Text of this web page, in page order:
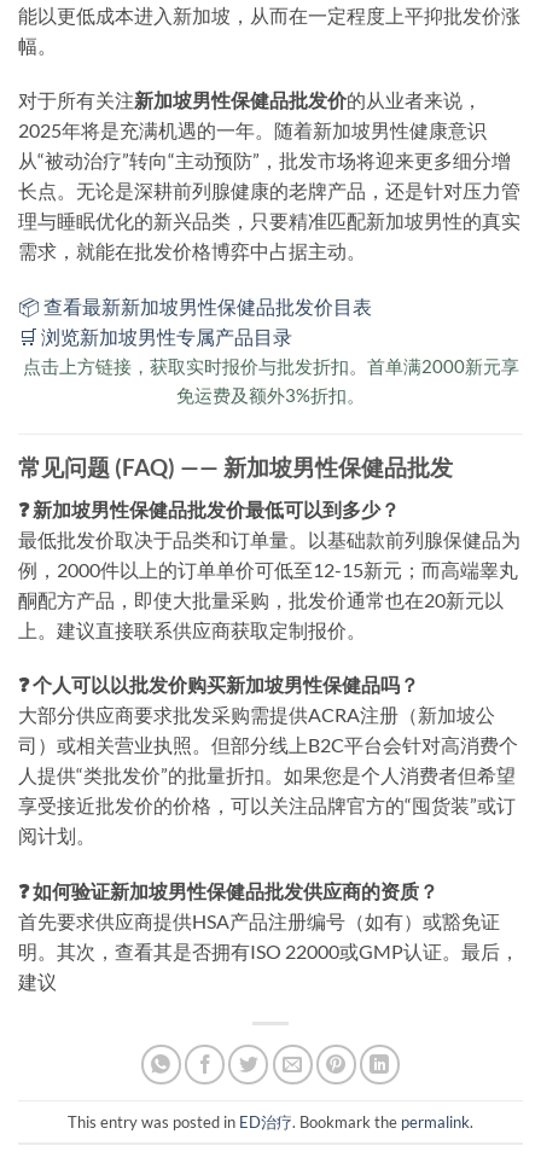
能以更低成本进入新加坡，从而在一定程度上平抑批发价涨
幅。
对于所有关注新加坡男性保健品批发价的从业者来说，
2025年将是充满机遇的一年。随着新加坡男性健康意识
从“被动治疗”转向“主动预防”，批发市场将迎来更多细分增
长点。无论是深耕前列腺健康的老牌产品，还是针对压力管
理与睡眠优化的新兴品类，只要精准匹配新加坡男性的真实
需求，就能在批发价格博弈中占据主动。
📦 查看最新新加坡男性保健品批发价目表
🛒 浏览新加坡男性专属产品目录
点击上方链接，获取实时报价与批发折扣。首单满2000新元享
免运费及额外3%折扣。
常见问题 (FAQ) —— 新加坡男性保健品批发
❓ 新加坡男性保健品批发价最低可以到多少？
最低批发价取决于品类和订单量。以基础款前列腺保健品为
例，2000件以上的订单单价可低至12-15新元；而高端睾丸
酮配方产品，即使大批量采购，批发价通常也在20新元以
上。建议直接联系供应商获取定制报价。
❓ 个人可以以批发价购买新加坡男性保健品吗？
大部分供应商要求批发采购需提供ACRA注册（新加坡公
司）或相关营业执照。但部分线上B2C平台会针对高消费个
人提供“类批发价”的批量折扣。如果您是个人消费者但希望
享受接近批发价的价格，可以关注品牌官方的“囤货装”或订
阅计划。
❓ 如何验证新加坡男性保健品批发供应商的资质？
首先要求供应商提供HSA产品注册编号（如有）或豁免证
明。其次，查看其是否拥有ISO 22000或GMP认证。最后，
建议
This entry was posted in ED治疗. Bookmark the permalink.